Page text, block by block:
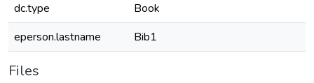
dc.type
Book
eperson.lastname
Bib1
Files